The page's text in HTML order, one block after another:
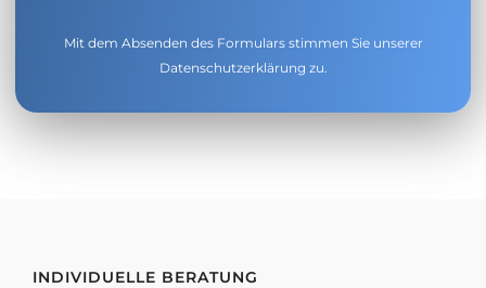
Mit dem Absenden des Formulars stimmen Sie unserer
Datenschutzerklärung zu.
INDIVIDUELLE BERATUNG